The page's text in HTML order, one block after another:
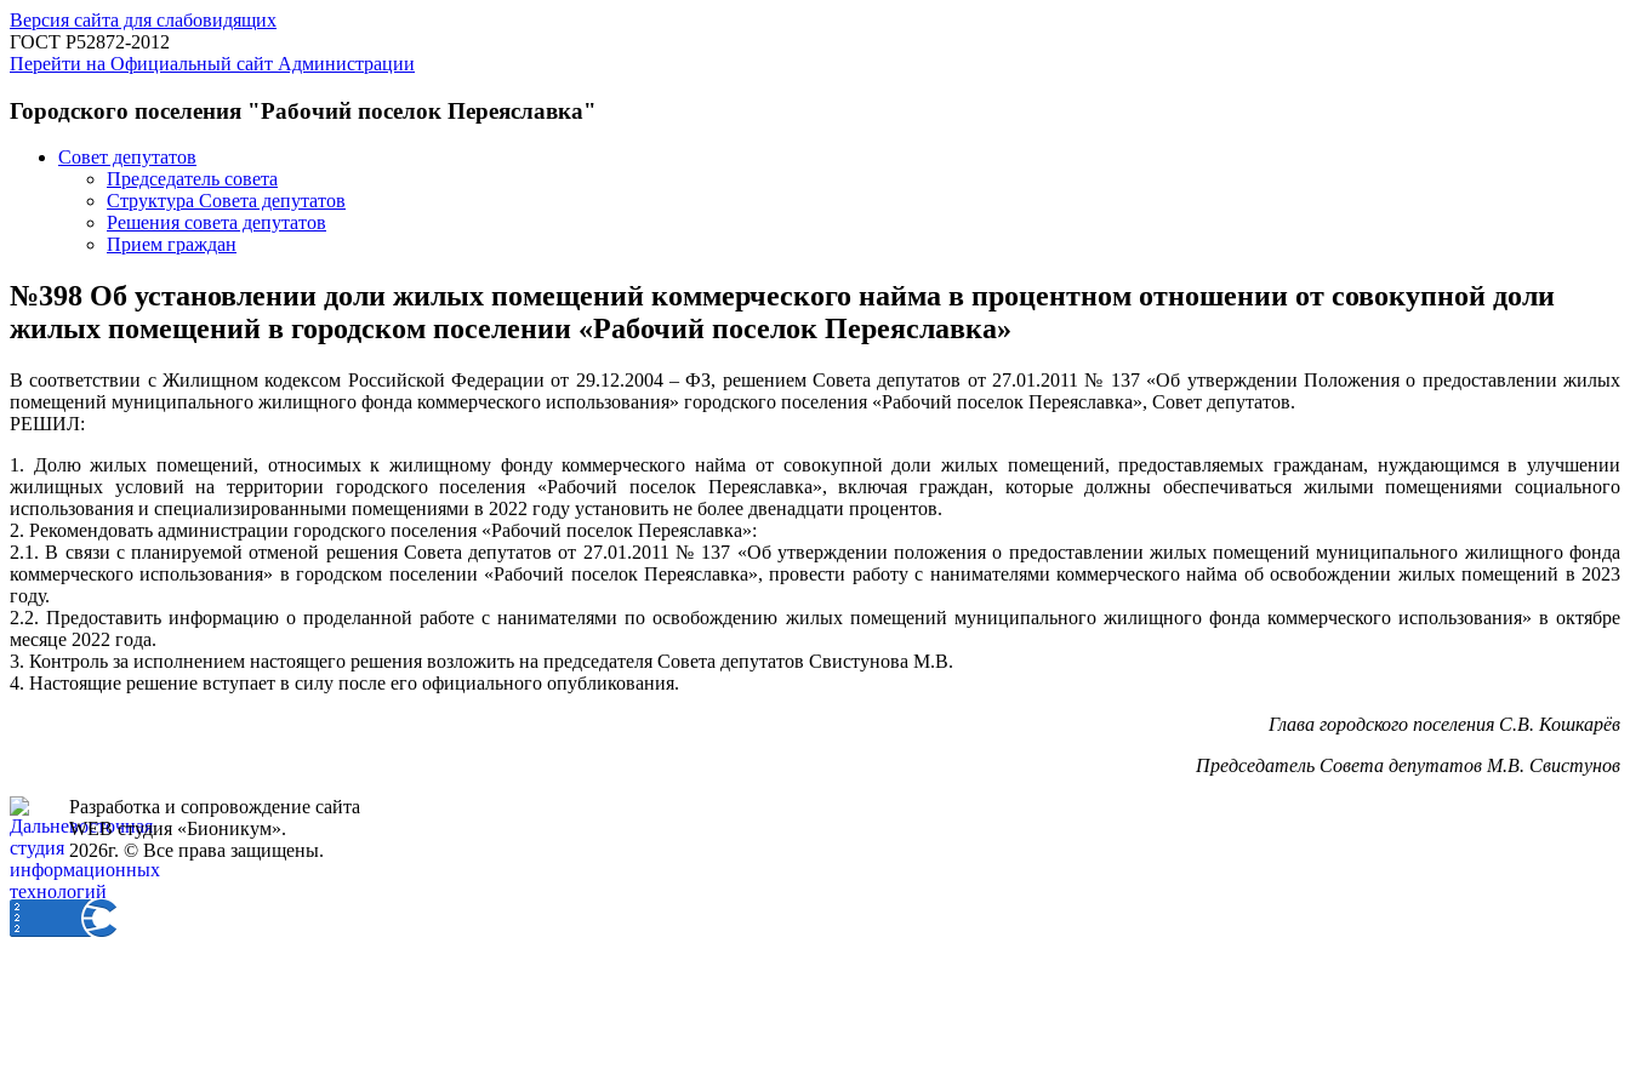
Версия сайта для слабовидящих
ГОСТ Р52872-2012
Перейти на Официальный сайт Администрации
Городского поселения "Рабочий поселок Переяславка"
Совет депутатов
Председатель совета
Структура Совета депутатов
Решения совета депутатов
Прием граждан
№398 Об установлении доли жилых помещений коммерческого найма в процентном отношении от совокупной доли
жилых помещений в городском поселении «Рабочий поселок Переяславка»
В соответствии с Жилищном кодексом Российской Федерации от 29.12.2004 – ФЗ, решением Совета депутатов от 27.01.2011 № 137 «Об утверждении Положения о предоставлении жилых
помещений муниципального жилищного фонда коммерческого использования» городского поселения «Рабочий поселок Переяславка», Совет депутатов.
РЕШИЛ:
1. Долю жилых помещений, относимых к жилищному фонду коммерческого найма от совокупной доли жилых помещений, предоставляемых гражданам, нуждающимся в улучшении
жилищных условий на территории городского поселения «Рабочий поселок Переяславка», включая граждан, которые должны обеспечиваться жилыми помещениями социального
использования и специализированными помещениями в 2022 году установить не более двенадцати процентов.
2. Рекомендовать администрации городского поселения «Рабочий поселок Переяславка»:
2.1. В связи с планируемой отменой решения Совета депутатов от 27.01.2011 № 137 «Об утверждении положения о предоставлении жилых помещений муниципального жилищного фонда
коммерческого использования» в городском поселении «Рабочий поселок Переяславка», провести работу с нанимателями коммерческого найма об освобождении жилых помещений в 2023
году.
2.2. Предоставить информацию о проделанной работе с нанимателями по освобождению жилых помещений муниципального жилищного фонда коммерческого использования» в октябре
месяце 2022 года.
3. Контроль за исполнением настоящего решения возложить на председателя Совета депутатов Свистунова М.В.
4. Настоящие решение вступает в силу после его официального опубликования.
Глава городского поселения С.В. Кошкарёв
Председатель Совета депутатов М.В. Свистунов
Разработка и сопровождение сайта
WEB студия «Бионикум».
2026г. © Все права защищены.